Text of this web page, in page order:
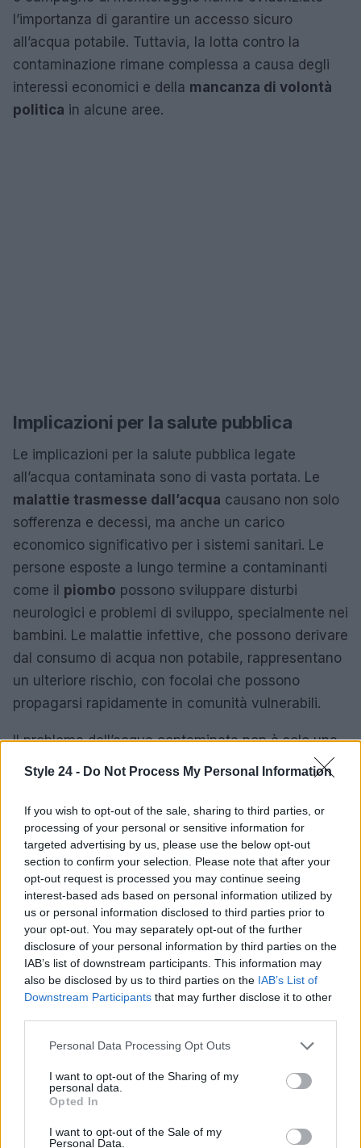
Style 24 - Do Not Process My Personal Information
If you wish to opt-out of the sale, sharing to third parties, or
processing of your personal or sensitive information for
targeted advertising by us, please use the below opt-out
section to confirm your selection. Please note that after your
opt-out request is processed you may continue seeing
interest-based ads based on personal information utilized by
us or personal information disclosed to third parties prior to
your opt-out. You may separately opt-out of the further
disclosure of your personal information by third parties on the
IAB’s list of downstream participants. This information may
also be disclosed by us to third parties on the IAB’s List of
Downstream Participants that may further disclose it to other
Please note that this website/app uses one or more Google
not limited to your visit or usage behaviour. You may click to
grant or deny consent to Google and its third-party tags to
use your data for below specified purposes in below Google
consent section.
Personal Data Processing Opt Outs
I want to opt-out of the Sharing of my
personal data.
Opted In
I want to opt-out of the Sale of my
Personal Data.
l’importanza di garantire un accesso sicuro
all’acqua potabile. Tuttavia, la lotta contro la
contaminazione rimane complessa a causa degli
interessi economici e della mancanza di volontà
politica in alcune aree.
Implicazioni per la salute pubblica
Le implicazioni per la salute pubblica legate
all’acqua contaminata sono di vasta portata. Le
malattie trasmesse dall’acqua causano non solo
sofferenza e decessi, ma anche un carico
economico significativo per i sistemi sanitari. Le
persone esposte a lungo termine a contaminanti
come il piombo possono sviluppare disturbi
neurologici e problemi di sviluppo, specialmente nei
bambini. Le malattie infettive, che possono derivare
dal consumo di acqua non potabile, rappresentano
un ulteriore rischio, con focolai che possono
propagarsi rapidamente in comunità vulnerabili.
Il problema dell’acqua contaminata non è solo una
questione ambientale, ma un’emergenza sanitaria
concentrino sulla protezione delle risorse idriche e
sul miglioramento della qualità dell’acqua potabile.
Le misure preventive, come il monitoraggio
costante e l’educazione della popolazione, sono
fondamentali per ridurre i rischi collegati a questo
problema.
Le prove raccolte indicano che l’acqua
contaminata rappresenta una minaccia seria e
attuale per la salute pubblica. I casi documentati
sono allarmanti e le responsabilità devono essere
affrontate da tutti gli attori coinvolti. I prossimi
passi dell’inchiesta saranno orientati verso l’analisi
delle politiche implementate e delle risposte
situazione e garantire un accesso sicuro all’acqua